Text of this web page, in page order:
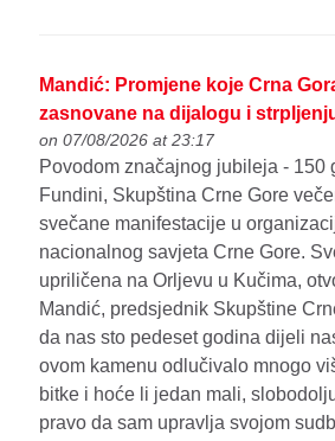
Mandić: Promjene koje Crna
zasnovane na dijalogu i
on 07/08/2026 at 23:17
Povodom značajnog jubileja - 150
Fundini, Skupština Crne Gore
svečane manifestacije u
nacionalnog savjeta Crne Gore.
upriličena na Orljevu u Kučima,
Mandić, predsjednik Skupštine
da nas sto pedeset godina dijeli
ovom kamenu odlučivalo mnogo
bitke i hoće li jedan mali,
pravo da sam upravlja svojom